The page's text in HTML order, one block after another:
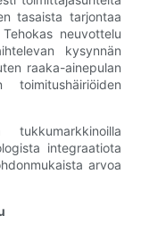
tasaista tarjontaa
neuvottelu
kysynnän
raaka-ainepulan
toimitushäiriöiden
tukkumarkkinoilla
integraatiota
arvoa